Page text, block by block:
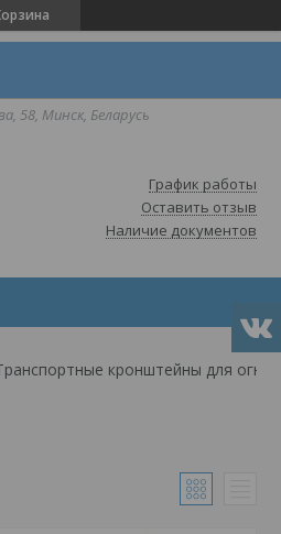
58, Минск, Беларусь
График работы
Оставить отзыв
Наличие документов